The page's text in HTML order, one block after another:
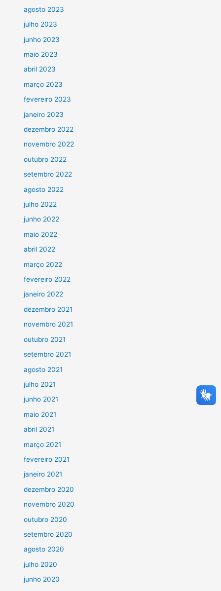
agosto 2023
julho 2023
junho 2023
maio 2023
abril 2023
março 2023
fevereiro 2023
janeiro 2023
dezembro 2022
novembro 2022
outubro 2022
setembro 2022
agosto 2022
julho 2022
junho 2022
maio 2022
abril 2022
março 2022
fevereiro 2022
janeiro 2022
dezembro 2021
novembro 2021
outubro 2021
setembro 2021
agosto 2021
julho 2021
junho 2021
maio 2021
abril 2021
março 2021
fevereiro 2021
janeiro 2021
dezembro 2020
novembro 2020
outubro 2020
setembro 2020
agosto 2020
julho 2020
junho 2020